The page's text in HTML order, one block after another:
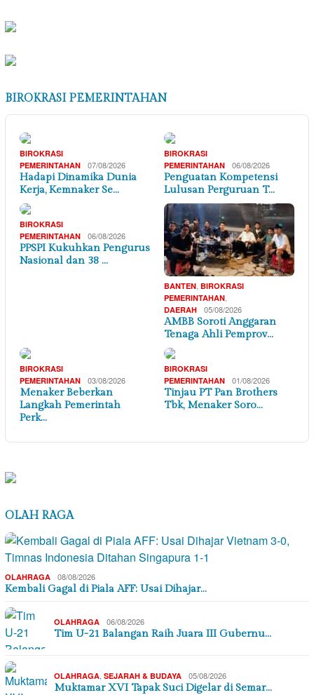
BIROKRASI PEMERINTAHAN
BIROKRASI
PEMERINTAHAN
07/08/2026
Hadapi Dinamika Dunia
Kerja, Kemnaker Se…
BIROKRASI
PEMERINTAHAN
06/08/2026
Penguatan Kompetensi
Lulusan Perguruan T…
BIROKRASI
PEMERINTAHAN
06/08/2026
PPSPI Kukuhkan Pengurus
Nasional dan 38 …
BANTEN BIROKRASI
PEMERINTAHAN
DAERAH 05/08/2026
AMBB Soroti Anggaran
Tenaga Ahli Pemprov…
BIROKRASI
PEMERINTAHAN
03/08/2026
Menaker Beberkan
Langkah Pemerintah
Perk…
BIROKRASI
PEMERINTAHAN
01/08/2026
Tinjau PT Pan Brothers
Tbk, Menaker Soro…
OLAH RAGA
OLAHRAGA 08/08/2026
Kembali Gagal di Piala AFF: Usai Dihajar…
OLAHRAGA 06/08/2026
Tim U-21 Balangan Raih Juara III Gubernu…
OLAHRAGA SEJARAH & BUDAYA 05/08/2026
Muktamar XVI Tapak Suci Digelar di Semar…